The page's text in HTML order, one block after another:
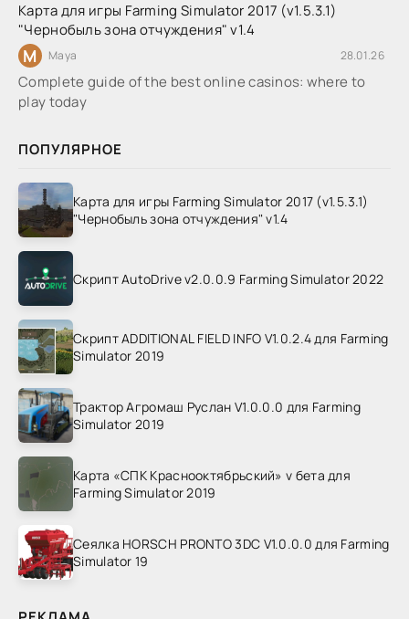
Карта для игры Farming Simulator 2017 (v1.5.3.1)
"Чернобыль зона отчуждения" v1.4
M Maya 28.01.26
Complete guide of the best online casinos: where to
play today
ПОПУЛЯРНОЕ
Карта для игры Farming Simulator 2017 (v1.5.3.1)
"Чернобыль зона отчуждения" v1.4
Скрипт AutoDrive v2.0.0.9 Farming Simulator 2022
Скрипт ADDITIONAL FIELD INFO V1.0.2.4 для Farming
Simulator 2019
Трактор Агромаш Руслан V1.0.0.0 для Farming
Simulator 2019
Карта «СПК Краснооктябрьский» v бета для
Farming Simulator 2019
Сеялка HORSCH PRONTO 3DC V1.0.0.0 для Farming
Simulator 19